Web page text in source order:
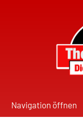
Navigation öffnen